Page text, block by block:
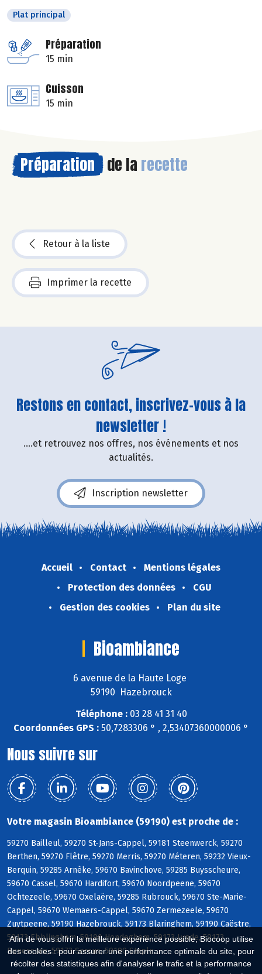
Afin de vous offrir la meilleure expérience possible, Biocoop utilise
des cookies : pour assurer une performance optimale du site, pour
récolter des statistiques afin d'analyser le trafic et la performance
Plat principal
Préparation
15 min
Cuisson
15 min
Préparation de la recette
Retour à la liste
Imprimer la recette
Restons en contact, inscrivez-vous à la
newsletter !
....et retrouvez nos offres, nos événements et nos
actualités.
Inscription newsletter
Accueil Contact
Mentions légales
Protection des données
CGU
Gestion des cookies
Plan du site
Bioambiance
6 avenue de la Haute Loge
59190 Hazebrouck
Téléphone :03 28 41 31 40
Coordonnées GPS : 50,7283306 ° , 2,53407360000006 °
Nous suivre sur
Votre magasin Bioambiance (59190) est proche de :
59270 Bailleul, 59270 St-Jans-Cappel, 59181 Steenwerck, 59270
Berthen, 59270 Flêtre, 59270 Merris, 59270 Méteren, 59232 Vieux-
Berquin, 59285 Arnèke, 59670 Bavinchove, 59285 Buysscheure,
59670 Cassel, 59670 Hardifort, 59670 Noordpeene, 59670
Ochtezeele, 59670 Oxelaëre, 59285 Rubrouck, 59670 Ste-Marie-
Cappel, 59670 Wemaers-Cappel, 59670 Zermezeele, 59670
Zuytpeene, 59190 Hazebrouck, 59173 Blaringhem, 59190 Caëstre,
59173 Ebblinghem, 59190 Hondeghem, 59173 Lynde, 59173
Renescure, 59173 Sercus, 59190 Staple